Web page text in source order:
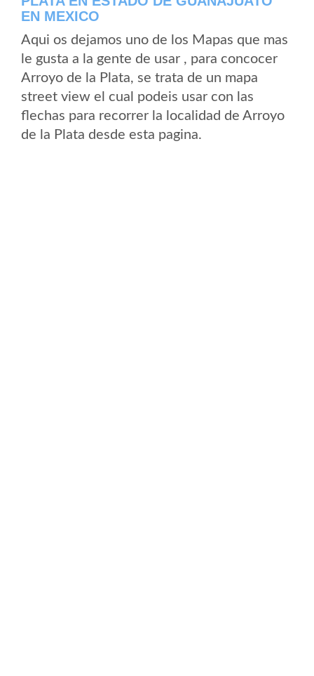
EN MEXICO
Aqui os dejamos uno de los Mapas que mas
le gusta a la gente de usar , para concocer
Arroyo de la Plata, se trata de un mapa
street view el cual podeis usar con las
flechas para recorrer la localidad de Arroyo
de la Plata desde esta pagina.